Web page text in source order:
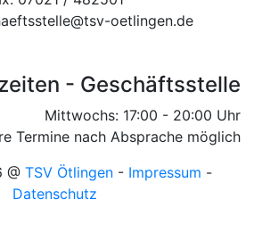
oetlingen.de
- Geschäftsstelle
Mittwochs: 17:00 - 20:00 Uhr
Termine nach Absprache möglich
@ TSV Ötlingen- Impressum -
Datenschutz